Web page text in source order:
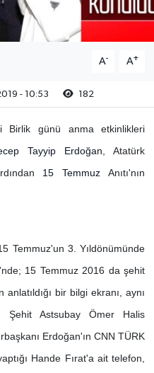
A- A+
- 10:53 182
Birlik günü anma etkinlikleri
Tayyip Erdoğan , Atatürk
15 TemmuzAnıtı'nın
Temmuz'un 3. Yıldönümünde
15 Temmuz 2016 da şehit
bir bilgi ekranı, aynı
Şehit Astsubay Ömer Halis
Erdoğan'ın CNN TÜRK
Hande Fırat'a ait telefon,